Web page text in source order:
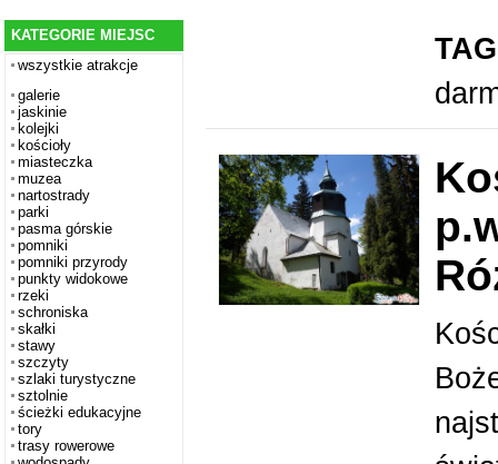
KATEGORIE MIEJSC
wszystkie atrakcje
galerie
jaskinie
kolejki
kościoły
miasteczka
muzea
nartostrady
parki
pasma górskie
pomniki
pomniki przyrody
punkty widokowe
rzeki
schroniska
skałki
stawy
szczyty
szlaki turystyczne
sztolnie
ścieżki edukacyjne
tory
trasy rowerowe